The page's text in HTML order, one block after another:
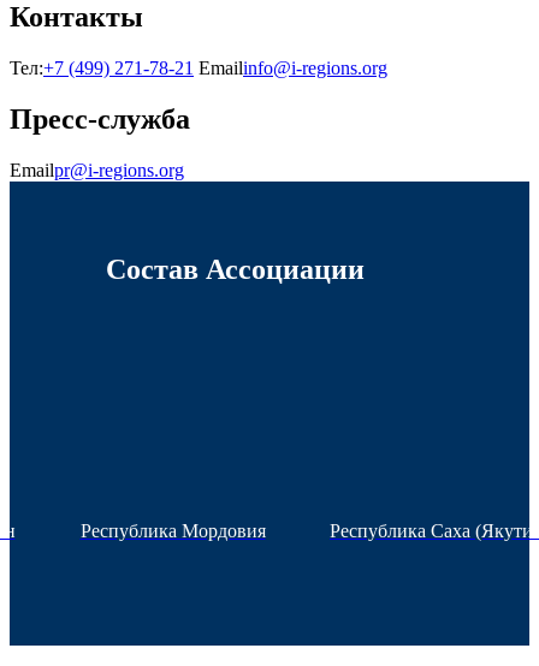
Контакты
Тел:+7 (499) 271-78-21 Emailinfo@i-regions.org
Пресс-служба
Emailpr@i-regions.org
Состав Ассоциации
Республика Мордовия Республика Саха